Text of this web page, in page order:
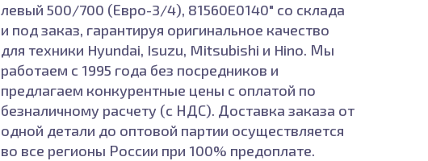
левый 500/700 (Евро-3/4), 81560E0140" со склада
и под заказ, гарантируя оригинальное качество
для техники Hyundai, Isuzu, Mitsubishi и Hino. Мы
работаем с 1995 года без посредников и
предлагаем конкурентные цены с оплатой по
безналичному расчету (с НДС). Доставка заказа от
одной детали до оптовой партии осуществляется
во все регионы России при 100% предоплате.